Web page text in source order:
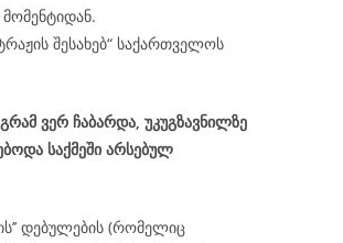
შესახებ“ საქართველოს
ვერ ჩაბარდა, უკუგზავნილზე
საქმეში არსებულ
დებულების (რომელიც